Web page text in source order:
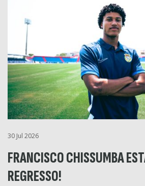
30 Jul 2026
FRANCISCO CHISSUMBA
REGRESSO!